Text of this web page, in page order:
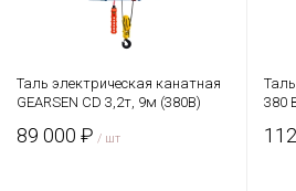
Таль электрическая канатная
GEARSEN CD 3,2т, 9м (380В)
89 000 ₽ / шт
Таль
380